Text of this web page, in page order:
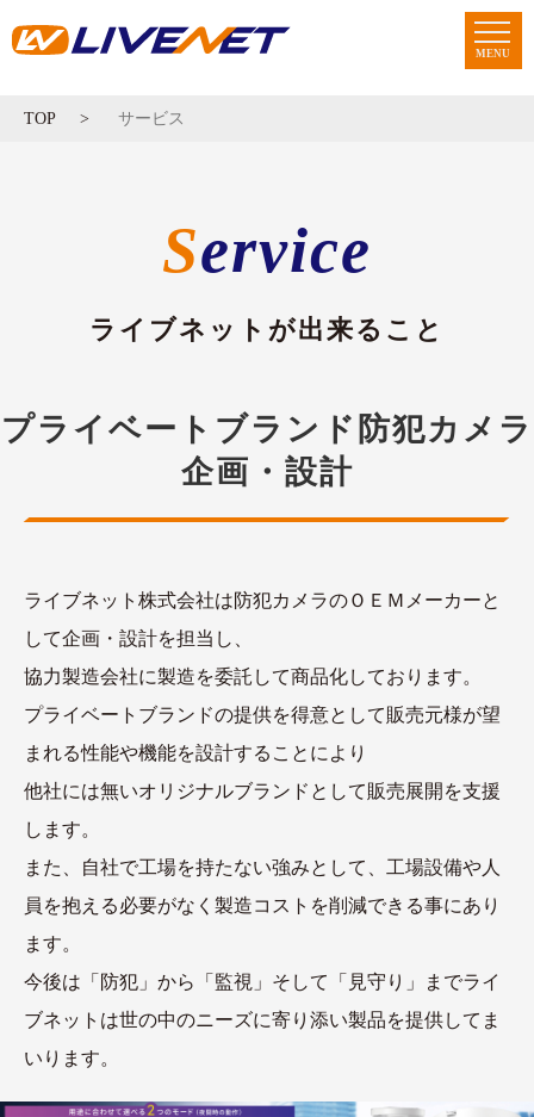
MENU
TOP サービス
Service
ライブネットが出来ること
プライベートブランド防犯カメラ
企画・設計
ライブネット株式会社は防犯カメラのＯＥＭメーカーと
して企画・設計を担当し、
協力製造会社に製造を委託して商品化しております。
プライベートブランドの提供を得意として販売元様が望
まれる性能や機能を設計することにより
他社には無いオリジナルブランドとして販売展開を支援
します。
また、自社で工場を持たない強みとして、工場設備や人
員を抱える必要がなく製造コストを削減できる事にあり
ます。
今後は「防犯」から「監視」そして「見守り」までライ
ブネットは世の中のニーズに寄り添い製品を提供してま
いります。